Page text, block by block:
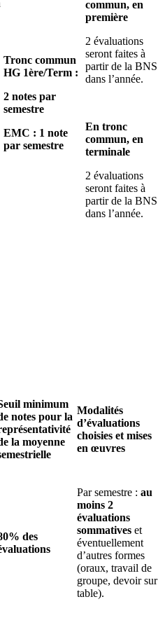
Tronc commun
HG 1ère/Term :
2 notes par
semestre
EMC : 1 note
par semestre
commun, en
première
2 évaluations
seront faites à
partir de la BNS
dans l’année.
En tronc
commun, en
terminale
2 évaluations
seront faites à
partir de la BNS
dans l’année.
minimum
notes pour la
la moyenne
Modalités
d’évaluations
choisies et mises
en œuvres
des
Par semestre : au
moins 2
évaluations
sommatives et
éventuellement
d’autres formes
(oraux, travail de
groupe, devoir sur
table).